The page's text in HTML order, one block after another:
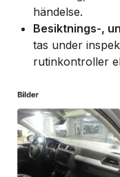
händelse.
Besiktnings-,
tas under
rutinkontroller